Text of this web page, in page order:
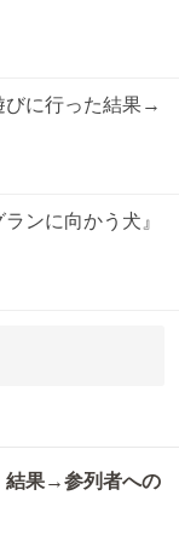
びに行った結果→
ンに向かう犬』
結果→参列者への